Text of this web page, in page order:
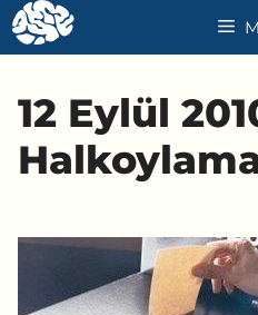
İçeriğe
atla
12 Eylül